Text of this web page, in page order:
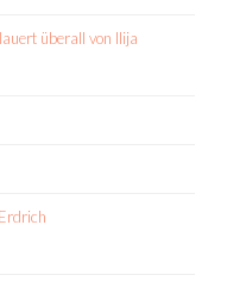
überall von Ilija